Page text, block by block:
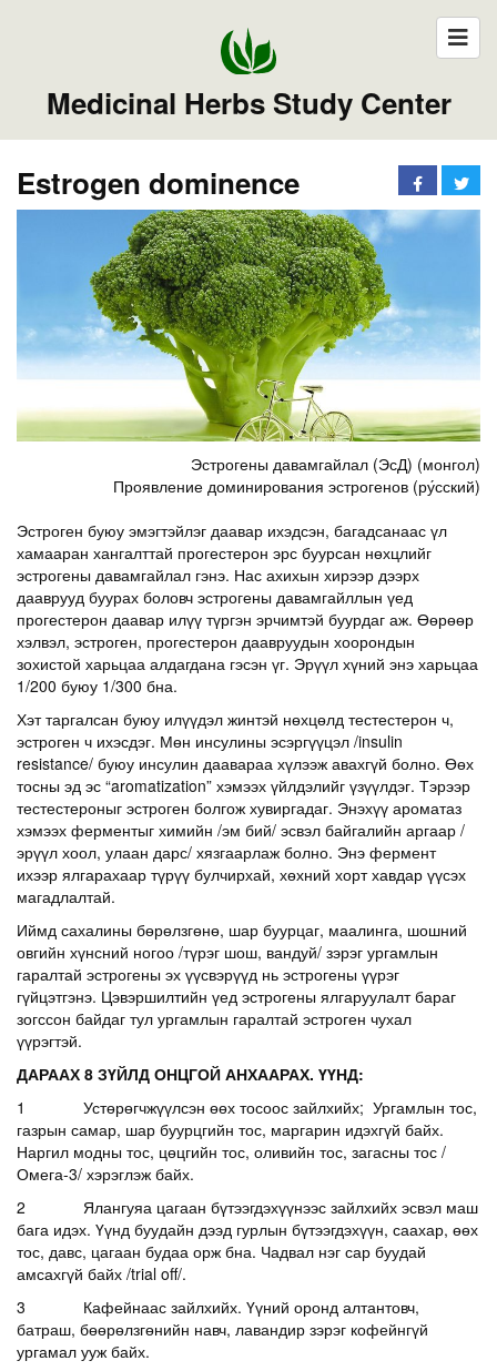
Medicinal Herbs Study Center
Estrogen dominence
Эстрогены давамгайлал (ЭсД) (монгол)
Проявление доминирования эстрогенов (ру́сский)
Эстроген буюу эмэгтэйлэг даавар ихэдсэн, багадсанаас үл
хамааран хангалттай прогестерон эрс буурсан нөхцлийг
эстрогены давамгайлал гэнэ. Нас ахихын хирээр дээрх
дааврууд буурах боловч эстрогены давамгайллын үед
прогестерон даавар илүү түргэн эрчимтэй буурдаг аж. Өөрөөр
хэлвэл, эстроген, прогестерон даавруудын хоорондын
зохистой харьцаа алдагдана гэсэн үг. Эрүүл хүний энэ харьцаа
1/200 буюу 1/300 бна.
Хэт таргалсан буюу илүүдэл жинтэй нөхцөлд тестестерон ч,
эстроген ч ихэсдэг. Мөн инсулины эсэргүүцэл /insulin
resistance/ буюу инсулин даавараа хүлээж авахгүй болно. Өөх
тосны эд эс “aromatization” хэмээх үйлдэлийг үзүүлдэг. Тэрээр
тестестероныг эстроген болгож хувиргадаг. Энэхүү ароматаз
хэмээх ферментыг химийн /эм бий/ эсвэл байгалийн аргаар /
эрүүл хоол, улаан дарс/ хязгаарлаж болно. Энэ фермент
ихээр ялгарахаар түрүү булчирхай, хөхний хорт хавдар үүсэх
магадлалтай.
Иймд сахалины бөрөлзгөнө, шар буурцаг, маалинга, шошний
овгийн хүнсний ногоо /түрэг шош, вандуй/ зэрэг ургамлын
гаралтай эстрогены эх үүсвэрүүд нь эстрогены үүрэг
гүйцэтгэнэ. Цэвэршилтийн үед эстрогены ялгаруулалт бараг
зогссон байдаг тул ургамлын гаралтай эстроген чухал
үүрэгтэй.
ДАРААХ 8 ЗҮЙЛД ОНЦГОЙ АНХААРАХ. ҮҮНД:
1 Устөрөгчжүүлсэн өөх тосоос зайлхийх; Ургамлын тос,
газрын самар, шар буурцгийн тос, маргарин идэхгүй байх.
Наргил модны тос, цөцгийн тос, оливийн тос, загасны тос /
Омега-3/ хэрэглэж байх.
2 Ялангуяа цагаан бүтээгдэхүүнээс зайлхийх эсвэл маш
бага идэх. Үүнд буудайн дээд гурлын бүтээгдэхүүн, саахар, өөх
тос, давс, цагаан будаа орж бна. Чадвал нэг сар буудай
амсахгүй байх /trial off/.
3 Кафейнаас зайлхийх. Үүний оронд алтантовч,
батраш, бөөрөлзгөнийн навч, лавандир зэрэг кофейнгүй
ургамал ууж байх.